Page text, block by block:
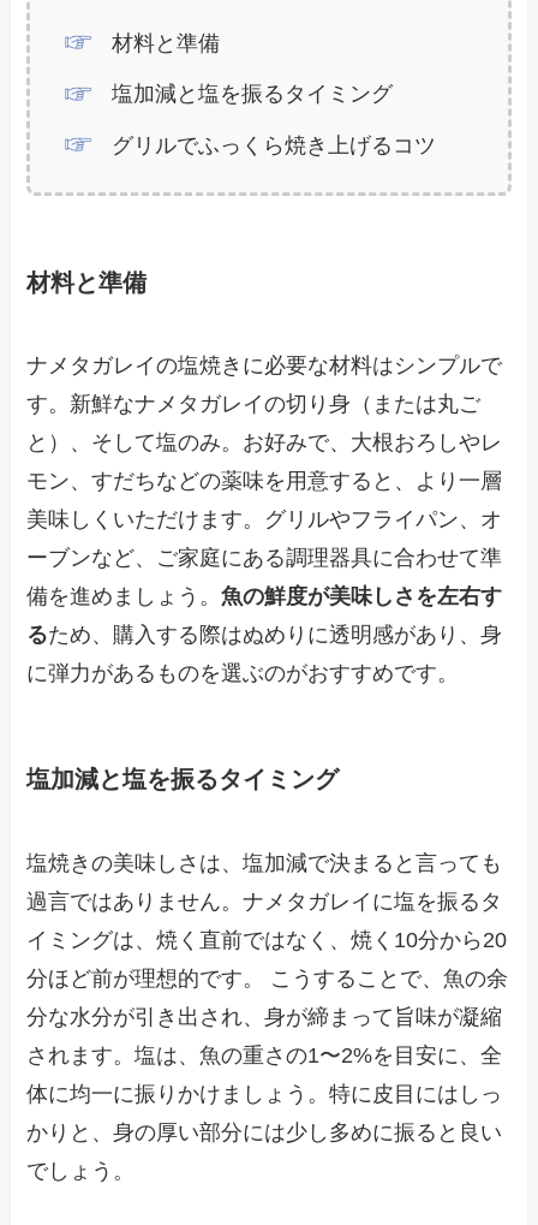
材料と準備
塩加減と塩を振るタイミング
グリルでふっくら焼き上げるコツ
材料と準備
ナメタガレイの塩焼きに必要な材料はシンプルで
す。新鮮なナメタガレイの切り身（または丸ご
と）、そして塩のみ。お好みで、大根おろしやレ
モン、すだちなどの薬味を用意すると、より一層
美味しくいただけます。グリルやフライパン、オ
ーブンなど、ご家庭にある調理器具に合わせて準
備を進めましょう。魚の鮮度が美味しさを左右す
るため、購入する際はぬめりに透明感があり、身
に弾力があるものを選ぶのがおすすめです。
塩加減と塩を振るタイミング
塩焼きの美味しさは、塩加減で決まると言っても
過言ではありません。ナメタガレイに塩を振るタ
イミングは、焼く直前ではなく、焼く10分から20
分ほど前が理想的です。 こうすることで、魚の余
分な水分が引き出され、身が締まって旨味が凝縮
されます。塩は、魚の重さの1〜2%を目安に、全
体に均一に振りかけましょう。特に皮目にはしっ
かりと、身の厚い部分には少し多めに振ると良い
でしょう。